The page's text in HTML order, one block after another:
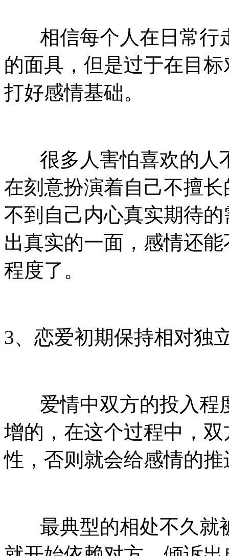
相信每个人在日常行
的面具，但是过于在目
打好感情基础。
很多人害怕喜欢的人
在刻意扮演着自己不擅
不到自己内心真实期待
出真实的一面，感情还
程度了。
3、恋爱初期保持相对独
爱情中双方的投入程
增的，在这个过程中，
性，否则就会给感情的
最典型的相处不久就